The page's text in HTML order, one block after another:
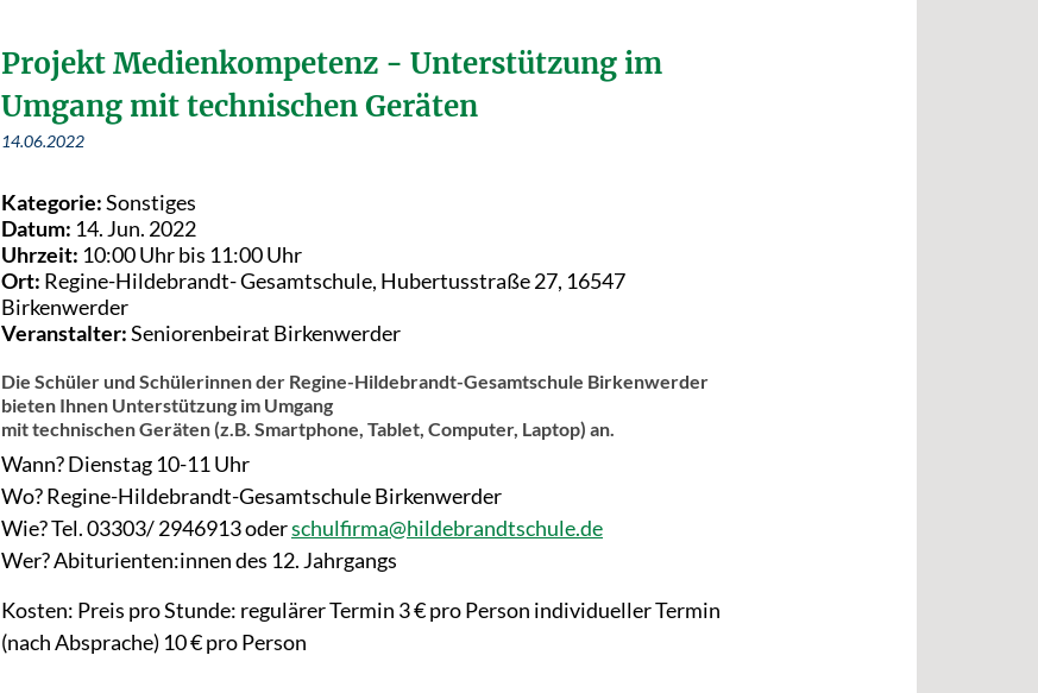
Projekt Medienkompetenz - Unterstützung im
Umgang mit technischen Geräten
14.06.2022
Kategorie:Sonstiges
Datum: 14. Jun. 2022
Uhrzeit: 10:00 Uhr bis 11:00 Uhr
Ort: Regine-Hildebrandt- Gesamtschule, Hubertusstraße 27, 16547
Birkenwerder
Veranstalter:Seniorenbeirat Birkenwerder
Die Schüler und Schülerinnen der Regine-Hildebrandt-Gesamtschule Birkenwerder
bieten Ihnen Unterstützung im Umgang
mit technischen Geräten (z.B. Smartphone, Tablet, Computer, Laptop) an.
Wann? Dienstag 10-11 Uhr
Wo? Regine-Hildebrandt-Gesamtschule Birkenwerder
Wie? Tel. 03303/ 2946913 oderschulfirma@hildebrandtschule.de
Wer? Abiturienten:innen des 12. Jahrgangs
Kosten: Preis pro Stunde: regulärer Termin 3 € pro Person individueller Termin
(nach Absprache) 10 € pro Person